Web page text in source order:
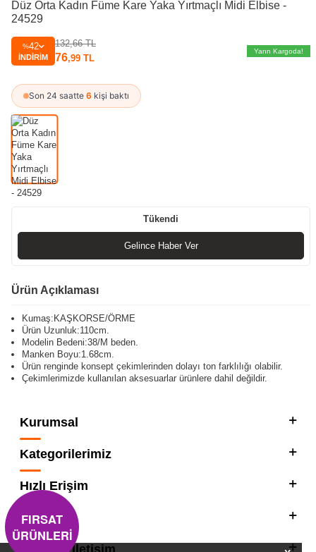
Düz Orta Kadın Füme Kare Yaka Yırtmaçlı Midi Elbise -
24529
%42
İNDIRIM
132,66TL
76,99 TL
Yarın Kargoda!
Son 24 saatte 6 kişi baktı
Tükendi
Gelince Haber Ver
Ürün Açıklaması
Kumaş:KAŞKORSE/ÖRME
Ürün Uzunluk:110cm.
Modelin Bedeni:38/M beden.
Manken Boyu:1.68cm.
Ürün renginde konsept çekimlerinden dolayı ton farklılığı olabilir.
Çekimlerimizde kullanılan aksesuarlar ürünlere dahil değildir.
Kurumsal
Kategorilerimiz
Hızlı Erişim
Sosyal
Adres & İletişim
FIRSAT
ÜRÜNLERİ